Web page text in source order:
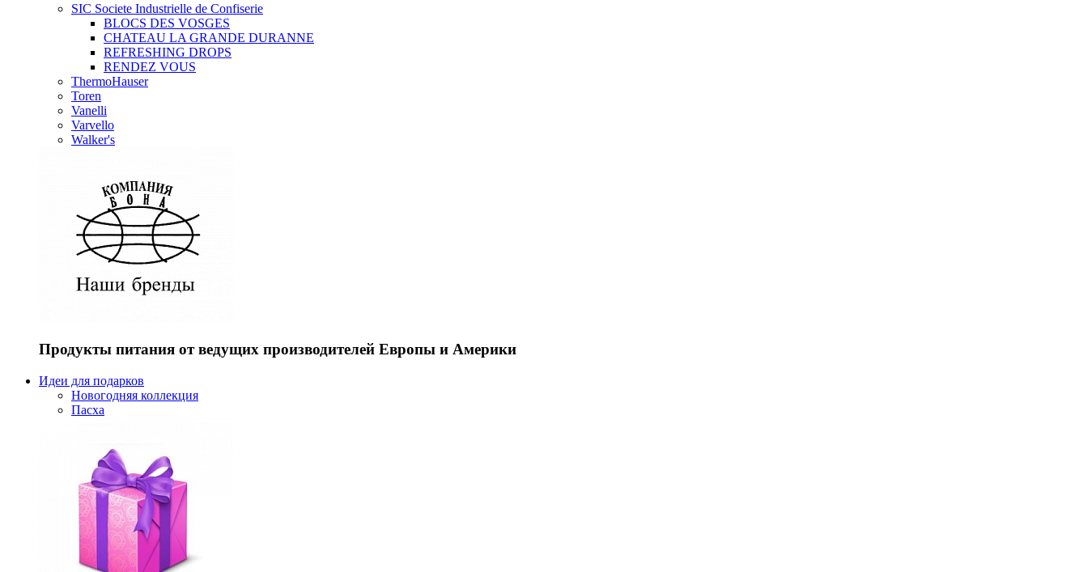
SIC Societe Industrielle de Confiserie
BLOCS DES VOSGES
CHATEAU LA GRANDE DURANNE
REFRESHING DROPS
RENDEZ VOUS
ThermoHauser
Toren
Vanelli
Varvello
Walker's
Продукты питания от ведущих производителей Европы и Америки
Идеи для подарков
Новогодняя коллекция
Пасха